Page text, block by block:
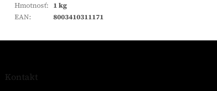
Hmotnosť: 1 kg
EAN: 8003410311171
Z
Kontakt